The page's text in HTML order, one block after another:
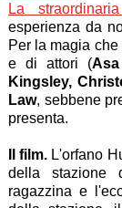
La
esperienza da
Per la magia
e di attori (
Kingsley,
Law, sebbene
presenta.
Il film. L'orfano
della stazione
ragazzina e